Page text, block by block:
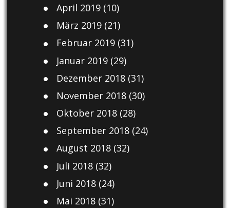
April 2019(10)
März 2019(21)
Februar 2019(31)
Januar 2019(29)
Dezember 2018(31)
November 2018(30)
Oktober 2018(28)
September 2018(24)
August 2018(32)
Juli 2018(32)
Juni 2018(24)
Mai 2018(31)